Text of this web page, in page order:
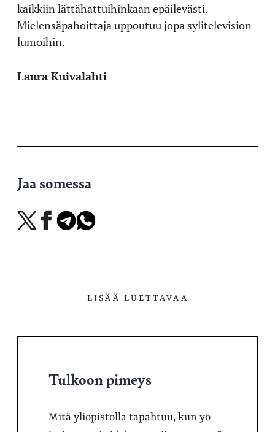
kaikkiin lättähattuihinkaan epäilevästi.
Mielensäpahoittaja uppoutuu jopa sylitelevision
lumoihin.
Laura Kuivalahti
Jaa somessa
Jaa
X-
Jaa
Facebookissa
Jaa
Telegramissa
Jaa
WhatsAppissa
LISÄÄ LUETTAVAA
Tulkoon pimeys
Mitä yliopistolla tapahtuu, kun yö